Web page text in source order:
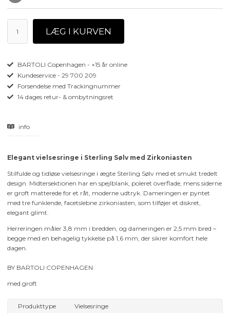
BARTOLI Copenhagen - +15 år online
Kundeservice - 29 700 209
Forsendelse med Trackingnummer
14 dages retur- & ombytningsret
info
Elegant vielsesringe i Sterling Sølv med Zirkoniasten
Stilfulde og tidløse vielsesringe i ægte Sterling Sølv med et smukt tredelt
design. Midtersektionen har en spejlblank, poleret overflade, mens siderne
er groft matterede for et råt, moderne udtryk. Dameringen er pyntet
med tre funklende, facetslebne zirkoniasten, som tilføjer et diskret,
elegant glimt.
Herreringen måler 3,8 mm i bredden, og dameringen er 2,5 mm bred –
begge med en behagelig tykkelse på 1,6 mm, der sikrer komfort hele
dagen.
BY BARTOLI COPENHAGEN
med groft
Produkttype
Vielsesringe